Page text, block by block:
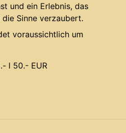
und ein Erlebnis, das
Sinne verzaubert.
voraussichtlich um
l 50.- EUR